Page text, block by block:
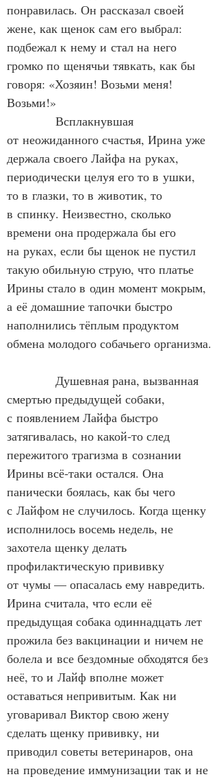
понравилась. Он рассказал своей
жене, как щенок сам его выбрал:
подбежал к нему и стал на него
громко по щенячьи тявкать, как бы
говоря: «Хозяин! Возьми меня!
Возьми!»
Всплакнувшая
от неожиданного счастья, Ирина уже
держала своего Лайфа на руках,
периодически целуя его то в ушки,
то в глазки, то в животик, то
в спинку. Неизвестно, сколько
времени она продержала бы его
на руках, если бы щенок не пустил
такую обильную струю, что платье
Ирины стало в один момент мокрым,
а её домашние тапочки быстро
наполнились тёплым продуктом
обмена молодого собачьего организма.
Душевная рана, вызванная
смертью предыдущей собаки,
с появлением Лайфа быстро
затягивалась, но какой‑то след
пережитого трагизма в сознании
Ирины всё‑таки остался. Она
панически боялась, как бы чего
с Лайфом не случилось. Когда щенку
исполнилось восемь недель, не
захотела щенку делать
профилактическую прививку
от чумы — опасалась ему навредить.
Ирина считала, что если её
предыдущая собака одиннадцать лет
прожила без вакцинации и ничем не
болела и все бездомные обходятся без
неё, то и Лайф вполне может
оставаться непривитым. Как ни
уговаривал Виктор свою жену
сделать щенку прививку, ни
приводил советы ветеринаров, она
на проведение иммунизации так и не